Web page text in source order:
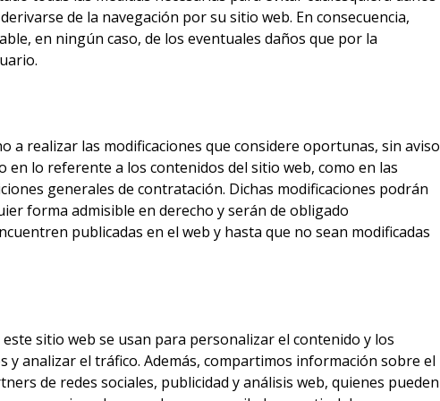
de la navegación por su sitio web. En consecuencia,
en ningún caso, de los eventuales daños que por la
a realizar las modificaciones que considere oportunas, sin aviso
lo referente a los contenidos del sitio web, como en las
generales de contratación. Dichas modificaciones podrán
forma admisible en derecho y serán de obligado
publicadas en el web y hasta que no sean modificadas
sitio web se usan para personalizar el contenido y los
y analizar el tráfico. Además, compartimos información sobre el
de redes sociales, publicidad y análisis web, quienes pueden